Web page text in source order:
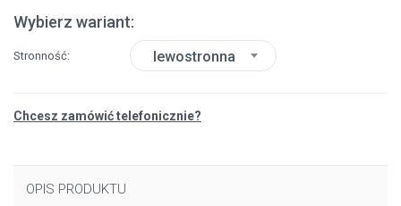
Wybierz wariant:
Stronność lewostronna
Chcesz zamówić telefonicznie?
OPIS PRODUKTU